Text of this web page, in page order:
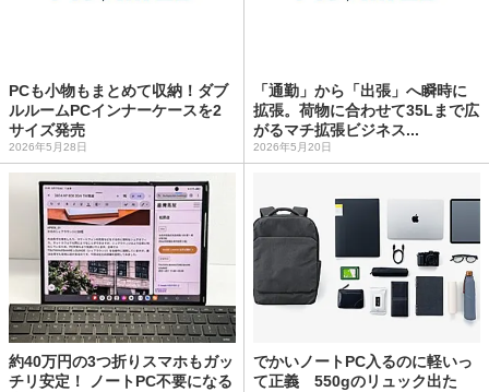
PCも小物もまとめて収納！ダブ
ルルームPCインナーケースを2
サイズ発売
2026年5月28日
「通勤」から「出張」へ瞬時に
拡張。荷物に合わせて35Lまで広
がるマチ拡張ビジネス...
2026年5月20日
約40万円の3つ折りスマホもガッ
チリ安定！ ノートPC不要になる
でかいノートPC入るのに軽いっ
て正義 550gのリュック出た